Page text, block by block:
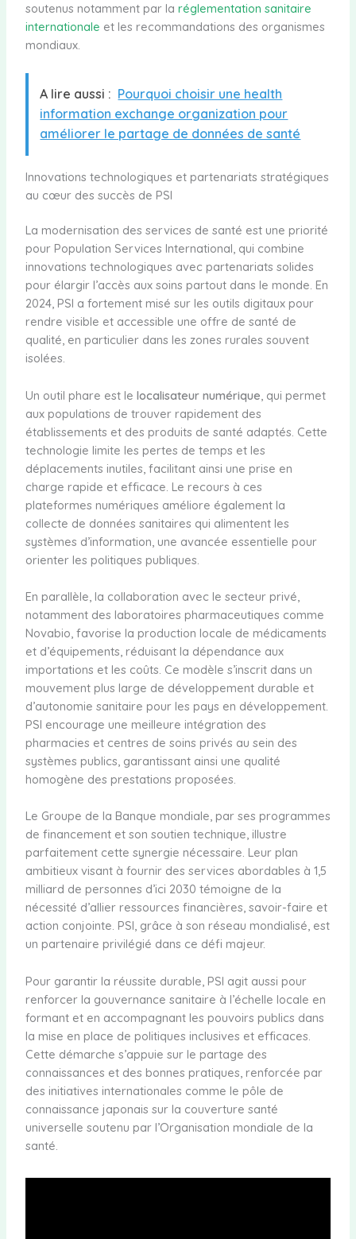
soutenus notamment par la réglementation sanitaire
internationale et les recommandations des organismes
mondiaux.
A lire aussi : Pourquoi choisir une health
information exchange organization pour
améliorer le partage de données de santé
Innovations technologiques et partenariats stratégiques
au cœur des succès de PSI
La modernisation des services de santé est une priorité
pour Population Services International, qui combine
innovations technologiques avec partenariats solides
pour élargir l’accès aux soins partout dans le monde. En
2024, PSI a fortement misé sur les outils digitaux pour
rendre visible et accessible une offre de santé de
qualité, en particulier dans les zones rurales souvent
isolées.
Un outil phare est le localisateur numérique , qui permet
aux populations de trouver rapidement des
établissements et des produits de santé adaptés. Cette
technologie limite les pertes de temps et les
déplacements inutiles, facilitant ainsi une prise en
charge rapide et efficace. Le recours à ces
plateformes numériques améliore également la
collecte de données sanitaires qui alimentent les
systèmes d’information, une avancée essentielle pour
orienter les politiques publiques.
En parallèle, la collaboration avec le secteur privé,
notamment des laboratoires pharmaceutiques comme
Novabio, favorise la production locale de médicaments
et d’équipements, réduisant la dépendance aux
importations et les coûts. Ce modèle s’inscrit dans un
mouvement plus large de développement durable et
d’autonomie sanitaire pour les pays en développement.
PSI encourage une meilleure intégration des
pharmacies et centres de soins privés au sein des
systèmes publics, garantissant ainsi une qualité
homogène des prestations proposées.
Le Groupe de la Banque mondiale, par ses programmes
de financement et son soutien technique, illustre
parfaitement cette synergie nécessaire. Leur plan
ambitieux visant à fournir des services abordables à 1,5
milliard de personnes d’ici 2030 témoigne de la
nécessité d’allier ressources financières, savoir-faire et
action conjointe. PSI, grâce à son réseau mondialisé, est
un partenaire privilégié dans ce défi majeur.
Pour garantir la réussite durable, PSI agit aussi pour
renforcer la gouvernance sanitaire à l’échelle locale en
formant et en accompagnant les pouvoirs publics dans
la mise en place de politiques inclusives et efficaces.
Cette démarche s’appuie sur le partage des
connaissances et des bonnes pratiques, renforcée par
des initiatives internationales comme le pôle de
connaissance japonais sur la couverture santé
universelle soutenu par l’Organisation mondiale de la
santé.